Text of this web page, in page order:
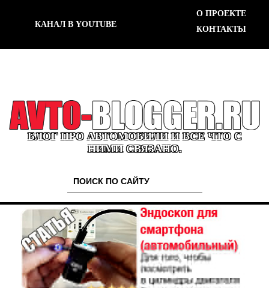
КАНАЛ В YOUTUBE
О ПРОЕКТЕ
КОНТАКТЫ
БЛОГ ПРО АВТОМОБИЛИ И ВСЕ ЧТО С
НИМИ СВЯЗАНО.